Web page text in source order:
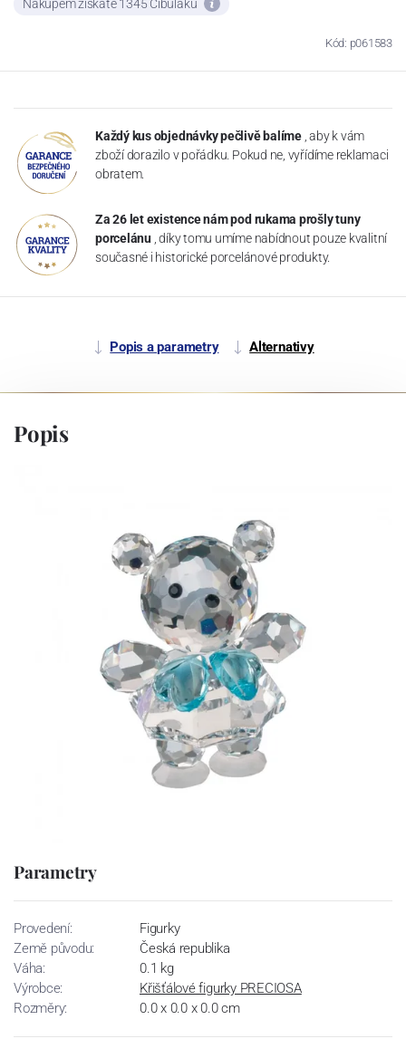
Nákupem získáte 1345 Cibuláků
Kód: p061583
Každý kus objednávky pečlivě balíme , aby k vám
zboží dorazilo v pořádku. Pokud ne, vyřídíme reklamaci
obratem.
Za 26 let existence nám pod rukama prošly tuny
porcelánu , díky tomu umíme nabídnout pouze kvalitní
současné i historické porcelánové produkty.
Popis a parametry Alternativy
Popis
Parametry
Provedení:
Figurky
Země původu:
Česká republika
Váha:
0.1 kg
Výrobce:
Křišťálové figurky PRECIOSA
Rozměry:
0.0 x 0.0 x 0.0 cm